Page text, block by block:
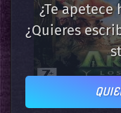
¿Te apetece
¿Quieres